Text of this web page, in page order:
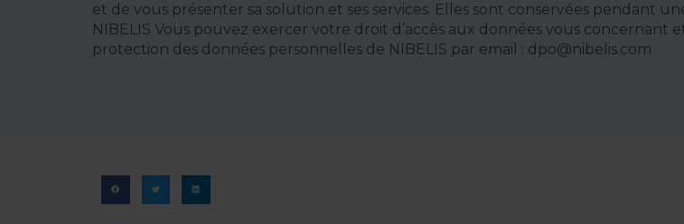
et de vous présenter sa solution et ses services. Elles sont conservées pendant
NIBELIS Vous pouvez exercer votre droit d’accès aux données vous
protection des données personnelles de NIBELIS par email : dpo@nibelis.com